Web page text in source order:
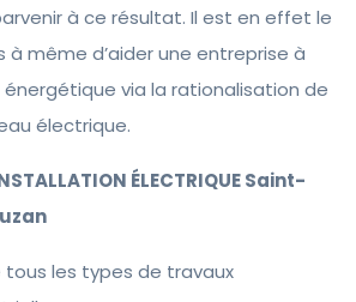
à ce résultat. Il est en effet le
même d’aider une entreprise à
via la rationalisation de
électrique.
ÉLECTRIQUE Saint-
tous les types de travaux